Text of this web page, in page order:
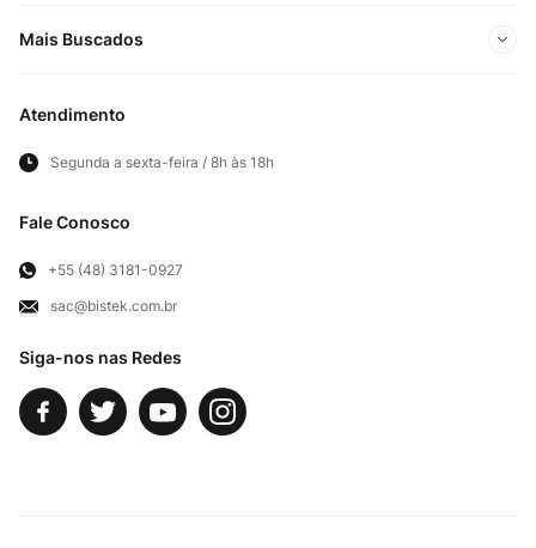
Siga-nos nas Redes
Privacidade e Segurança
Panfletos lojas físicas
Minha conta
Acompanhe seu pedido
Frete e Entregas
Troca e Devoluções
Exercício de Direito
Fale Conosco
Mais Buscados
Atendimento
Segunda a sexta-feira / 8h às 18h
Fale Conosco
+55 (48) 3181-0927
sac@bistek.com.br